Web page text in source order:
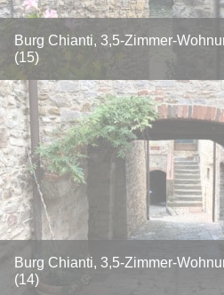
Burg Chianti, 3,5-Zimmer-
(15)
Burg Chianti, 3,5-Zimmer-
(14)